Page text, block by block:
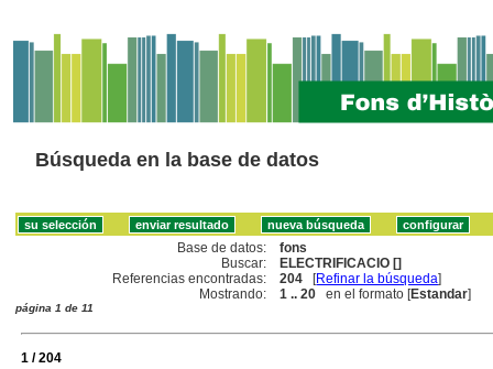
Búsqueda en la base de datos
Base de datos:
fons
Buscar:
ELECTRIFICACIO []
Referencias encontradas:
204 [Refinar la búsqueda]
Mostrando:
1 .. 20 en el formato [Estandar]
página 1 de 11
1 / 204